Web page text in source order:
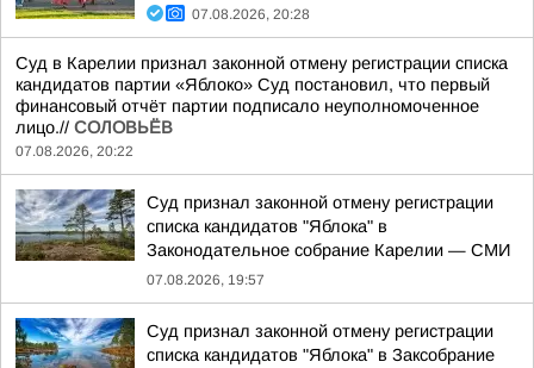
07.08.2026, 20:28
Суд в Карелии признал законной отмену регистрации списка
кандидатов партии «Яблоко» Суд постановил, что первый
финансовый отчёт партии подписало неуполномоченное
лицо.// СОЛОВЬЁВ
07.08.2026, 20:22
Суд признал законной отмену регистрации
списка кандидатов "Яблока" в
Законодательное собрание Карелии — СМИ
07.08.2026, 19:57
Суд признал законной отмену регистрации
списка кандидатов "Яблока" в Заксобрание